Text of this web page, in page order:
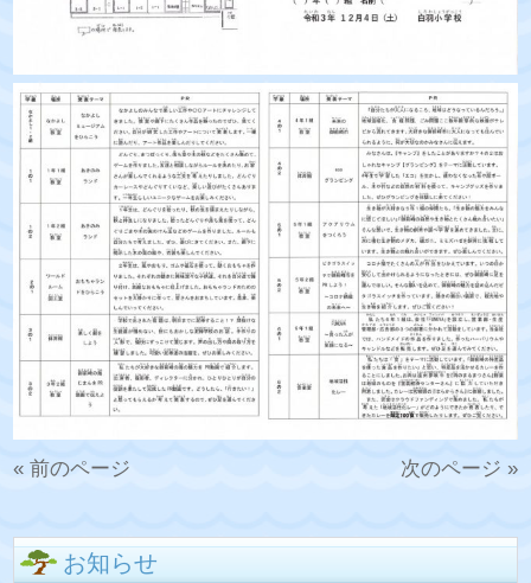
« 前のページ 次のページ »
お知らせ